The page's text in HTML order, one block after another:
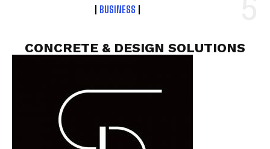
BUSINESS
CONCRETE & DESIGN SOLUTIONS